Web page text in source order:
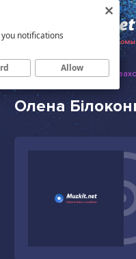
Muzkit.net Русские и
Олена
notifications
Allow